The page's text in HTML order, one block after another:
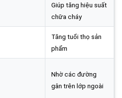
Giúp tăng hiệu suất
chữa cháy
Tăng tuổi thọ sản
phẩm
Nhờ các đường
gân trên lớp ngoài